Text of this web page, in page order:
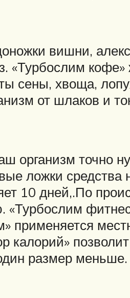
вишни,
кофе»
сены, хвоща,
от шлаков и
организм точно
ложки
10 дней,.По
применяется
размер